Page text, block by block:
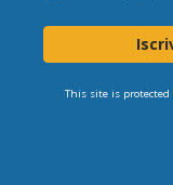
This site is protected